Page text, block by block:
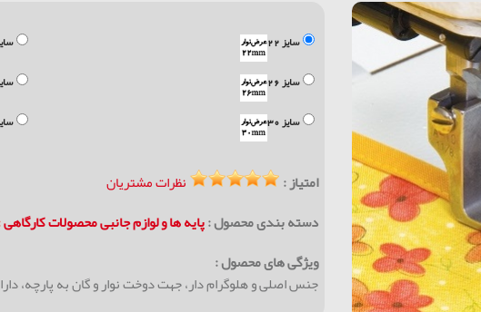
سایز 22
سایز 26
سایز 30
امتیاز :
نظرات مشتریان
دسته بندی محصول :پايه ها و لوازم جانبی محصولات كارگاهی
ویژگی های محصول :
جنس اصلی و هلوگرام دار، جهت دوخت نوار و گان به پارچه،